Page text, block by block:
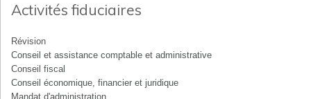
Activités fiduciaires
Révision
Conseil et assistance comptable et administrative
Conseil fiscal
Conseil économique, financier et juridique
Mandat d'administration